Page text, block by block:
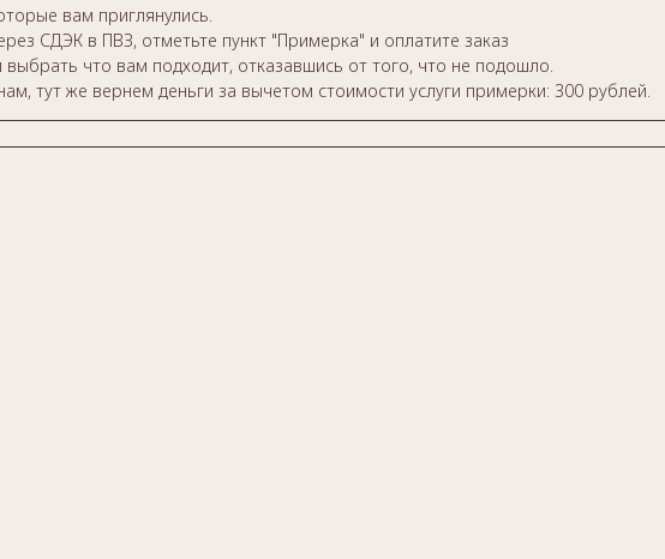
вам приглянулись.
СДЭК в ПВЗ, отметьте пункт "Примерка" и оплатите заказ
что вам подходит, отказавшись от того, что не подошло.
тут же вернем деньги за вычетом стоимости услуги примерки: 300 рублей.